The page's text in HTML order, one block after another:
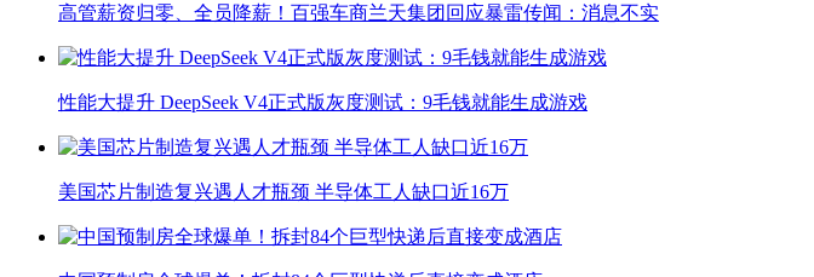
高管薪资归零、全员降薪！百强车商兰天集团回应暴雷传闻：消息不实
性能大提升 DeepSeek V4正式版灰度测试：9毛钱就能生成游戏
美国芯片制造复兴遇人才瓶颈 半导体工人缺口近16万